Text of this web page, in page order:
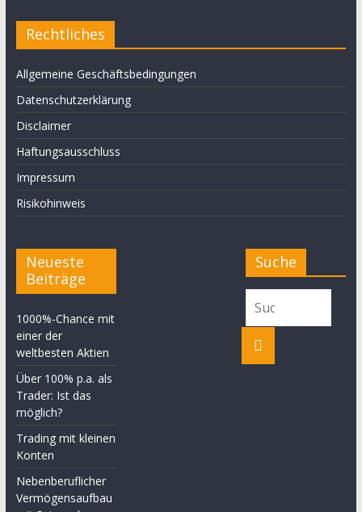
Rechtliches
Allgemeine Geschäftsbedingungen
Datenschutzerklärung
Disclaimer
Haftungsausschluss
Impressum
Risikohinweis
Neueste
Beiträge
1000%-Chance mit
einer der
weltbesten Aktien
Über 100% p.a. als
Trader: Ist das
möglich?
Trading mit kleinen
Konten
Nebenberuflicher
Vermögensaufbau
Suche